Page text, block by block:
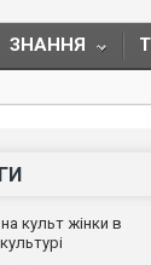
ЗНАННЯ
культ жінки в